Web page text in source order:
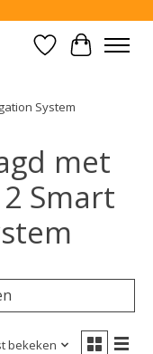
Verlanglijst
System
met
Smart
bekeken